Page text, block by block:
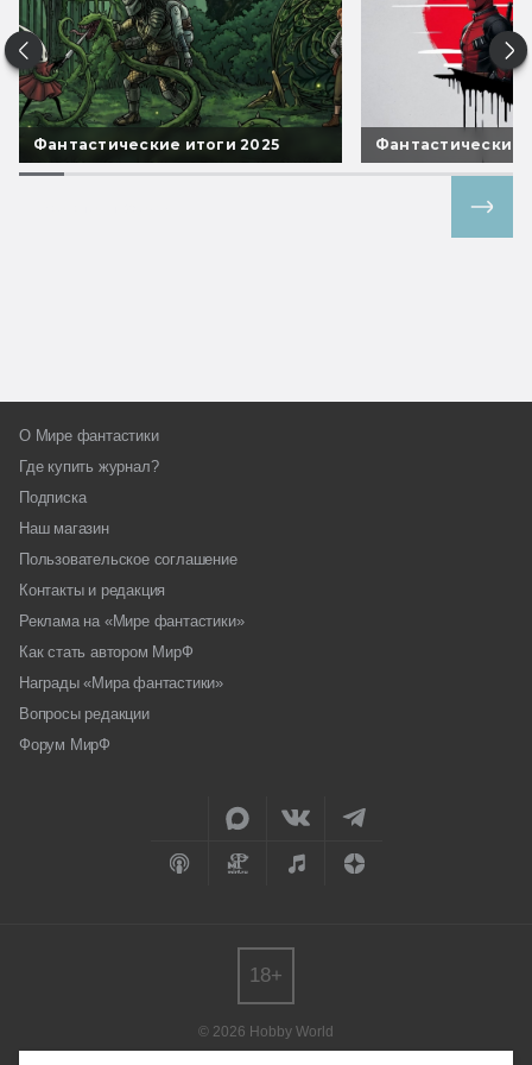
Детская мафия
Домик
Зомби в доме и Зомби в доме
Кошмариум
Крагморта
Крокодил ДетскоЛегкий
Манчкин Тащи сокровища
Мармеладный босс
Фантастические итоги 2025 Фантастические
О Мире фантастики
Где купить журнал?
Подписка
Наш магазин
Пользовательское соглашение
Контакты и редакция
Реклама на «Мире фантастики»
Как стать автором МирФ
Награды «Мира фантастики»
Вопросы редакции
Форум МирФ
© 2026 Hobby World
18+